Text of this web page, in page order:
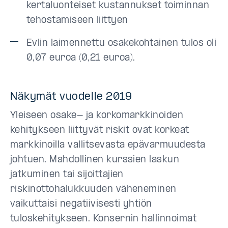
kertaluonteiset kustannukset toiminnan
tehostamiseen liittyen
Evlin laimennettu osakekohtainen tulos oli
0,07 euroa (0,21 euroa).
Näkymät vuodelle 2019
Yleiseen osake- ja korkomarkkinoiden
kehitykseen liittyvät riskit ovat korkeat
markkinoilla vallitsevasta epävarmuudesta
johtuen. Mahdollinen kurssien laskun
jatkuminen tai sijoittajien
riskinottohalukkuuden väheneminen
vaikuttaisi negatiivisesti yhtiön
tuloskehitykseen. Konsernin hallinnoimat